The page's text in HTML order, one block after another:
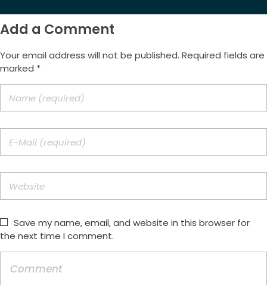
Add a Comment
Your email address will not be published. Required fields are
marked *
Save my name, email, and website in this browser for
the next time I comment.